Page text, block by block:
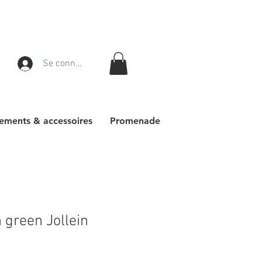
Se connecter
& accessoires Promenade
green Jollein